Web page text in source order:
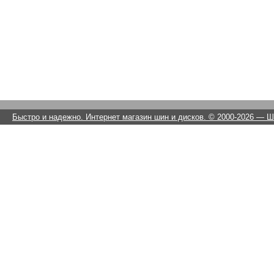
Быстро и надежно. Интернет магазин шин и дисков. © 2000-2026 —